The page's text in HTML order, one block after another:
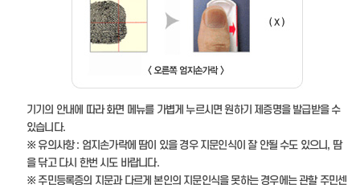
기기의 안내에 따라 화면 메뉴를 가볍게 누르시면 원하기 제증명을 발급받을 수
있습니다.
※ 유의사항 : 엄지손가락에 땀이 있을 경우 지문인식이 잘 안될 수도 있으니, 땀
을 닦고 다시 한번 시도 바랍니다.
※ 주민등록증의 지문과 다르게 본인의 지문인식을 못하는 경우에는 관할 주민센